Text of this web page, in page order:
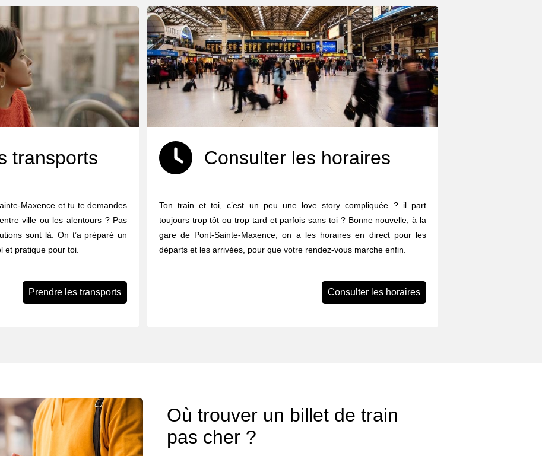
transports
Maxence et tu te demandes
ville ou les alentours ? Pas
sont là. On t’a préparé un
et pratique pour toi.
Prendre les transports
Consulter les horaires
Ton train et toi, c’est un peu une love story compliquée ? il part
toujours trop tôt ou trop tard et parfois sans toi ? Bonne nouvelle, à la
gare de Pont-Sainte-Maxence, on a les horaires en direct pour les
départs et les arrivées, pour que votre rendez-vous marche enfin.
Consulter les horaires
Où trouver un billet de train
pas cher ?